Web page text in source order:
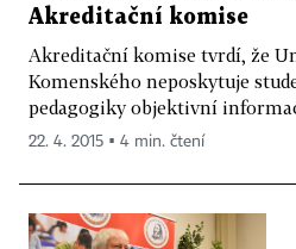
Akreditační komise
Akreditační komise tvrdí, že
Komenského neposkytuje
pedagogiky objektivní
22. 4. 2015 ▪ 4 min. čtení